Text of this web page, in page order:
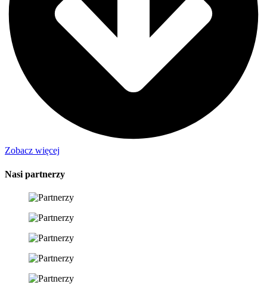
Zobacz więcej
Nasi partnerzy